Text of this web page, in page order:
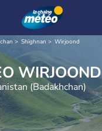
Shighnan Wirjoond
METEO WIRJOOND
(Badakhchan)